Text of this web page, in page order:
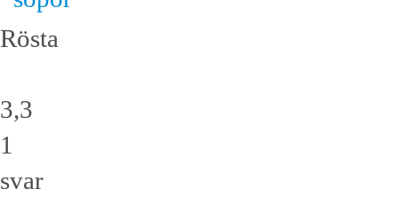
Rösta
3,3
1
svar